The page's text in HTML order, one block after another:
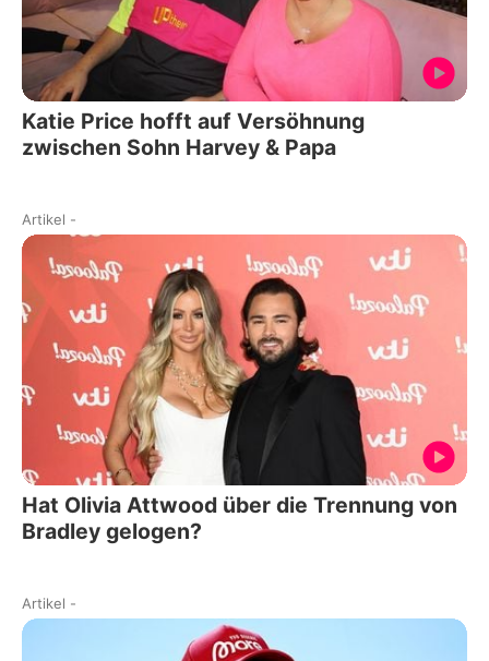
Katie Price hofft auf Versöhnung
zwischen Sohn Harvey & Papa
Artikel -
Hat Olivia Attwood über die Trennung von
Bradley gelogen?
Artikel -